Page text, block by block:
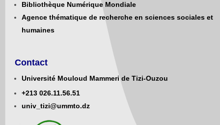
Bibliothèque Numérique Mondiale
Agence thématique de recherche en sciences sociales et
humaines
Contact
Université Mouloud Mammeri de Tizi-Ouzou
+213 026.11.56.51
univ_tizi@ummto.dz